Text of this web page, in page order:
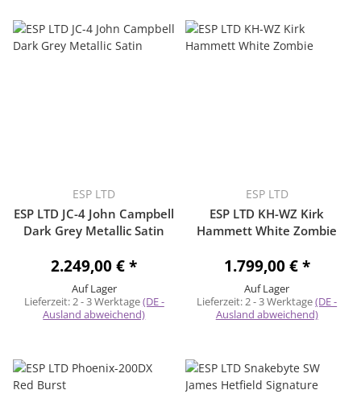
ESP LTD
ESP LTD JC-4 John Campbell
Dark Grey Metallic Satin
2.249,00 €*
Auf Lager
Lieferzeit:2 - 3 Werktage(DE -
Ausland abweichend)
ESP LTD
ESP LTD KH-WZ Kirk
Hammett White Zombie
1.799,00 €*
Auf Lager
Lieferzeit:2 - 3 Werktage(DE -
Ausland abweichend)